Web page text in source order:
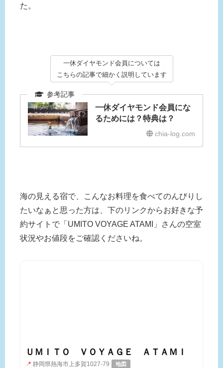
た。
一休ダイヤモンド会員については
こちらの記事で細かく説明しています
一休ダイヤモンド会員にな
るためには？特典は？
chia-log.com
海の見える宿で、こんなお料理を食べてのんびりし
たいなぁと思った方は、下のリンクからお好きな予
約サイトで「UMITO VOYAGE ATAMI」さんの空室
状況やお値段をご確認くださいね。
ＵＭＩＴＯ ＶＯＹＡＧＥ ＡＴＡＭＩ
📍 静岡県熱海市上多賀1027-79 地図